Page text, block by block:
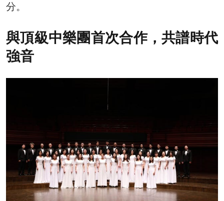
分。
與頂級中樂團首次合作，共譜時代
強音